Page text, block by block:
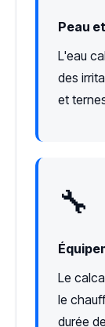
Peau
L'eau
des
et
🔧
Le
le
durée